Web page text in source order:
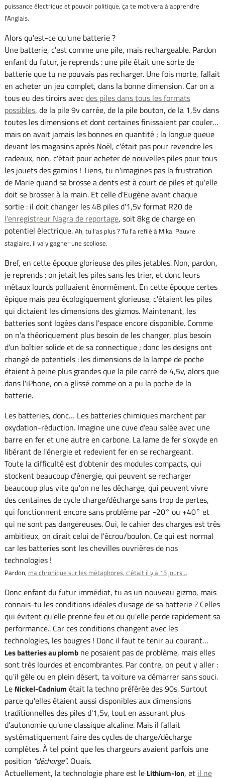
puissance électrique et pouvoir politique, ça te motivera à apprendre
l'Anglais.
Alors qu'est-ce qu'une batterie ?
Une batterie, c'est comme une pile, mais rechargeable. Pardon
enfant du futur, je reprends : une pile était une sorte de
batterie que tu ne pouvais pas recharger. Une fois morte, fallait
en acheter un jeu complet, dans la bonne dimension. Car on a
tous eu des tiroirs avecdes piles dans tous les formats
possibles, de la pile 9v carrée, de la pile bouton, de la 1,5v dans
toutes les dimensions et dont certaines finissaient par couler…
mais on avait jamais les bonnes en quantité ; la longue queue
devant les magasins après Noël, c'était pas pour revendre les
cadeaux, non, c'était pour acheter de nouvelles piles pour tous
les jouets des gamins ! Tiens, tu n'imagines pas la frustration
de Marie quand sa brosse a dents est à court de piles et qu'elle
doit se brosser à la main. Et celle d'Eugène avant chaque
sortie : il doit changer les 48 piles d'1,5v format R20 de
l'enregistreur Nagra de reportage, soit 8kg de charge en
potentiel électrique. Ah, tu l'as plus ? Tu l'a refilé à Mika. Pauvre
stagiaire, il va y gagner une scoliose.
Bref, en cette époque glorieuse des piles jetables. Non, pardon,
je reprends : on jetait les piles sans les trier, et donc leurs
métaux lourds polluaient énormément. En cette époque certes
épique mais peu écologiquement glorieuse, c'étaient les piles
qui dictaient les dimensions des gizmos. Maintenant, les
batteries sont logées dans l'espace encore disponible. Comme
on n'a théoriquement plus besoin de les changer, plus besoin
d'un boîtier solide et de sa connectique ; donc les designs ont
changé de potentiels : les dimensions de la lampe de poche
étaient à peine plus grandes que la pile carré de 4,5v, alors que
dans l'iPhone, on a glissé comme on a pu la poche de la
batterie.
Les batteries, donc… Les batteries chimiques marchent par
oxydation-réduction. Imagine une cuve d'eau salée avec une
barre en fer et une autre en carbone. La lame de fer s'oxyde en
libérant de l'énergie et redevient fer en se rechargeant.
Toute la difficulté est d'obtenir des modules compacts, qui
stockent beaucoup d'énergie, qui peuvent se recharger
beaucoup plus vite qu'on ne les décharge, qui peuvent vivre
des centaines de cycle charge/décharge sans trop de pertes,
qui fonctionnent encore sans problème par -20° ou +40° et
qui ne sont pas dangereuses. Oui, le cahier des charges est très
ambitieux, on dirait celui de l'écrou/boulon. Ce qui est normal
car les batteries sont les chevilles ouvrières de nos
technologies !
Pardon, ma chronique sur les métaphores, c'était il y a 15 jours…
Donc enfant du futur immédiat, tu as un nouveau gizmo, mais
connais-tu les conditions idéales d'usage de sa batterie ? Celles
qui évitent qu'elle prenne feu et ou qu'elle perde rapidement sa
performance.. Car ces conditions changent avec les
technologies, les bougres ! Donc il faut te tenir au courant…
Les batteries au plombne posaient pas de problème, mais elles
sont très lourdes et encombrantes. Par contre, on peut y aller :
qu'il gèle ou en plein désert, ta voiture va démarrer sans souci.
Le Nickel-Cadnium était la techno préférée des 90s. Surtout
parce qu'elles étaient aussi disponibles aux dimensions
traditionnelles des piles d'1,5v, tout en assurant plus
d'autonomie qu'une classique alcaline. Mais il fallait
systématiquement faire des cycles de charge/décharge
complètes. À tel point que les chargeurs avaient parfois une
position décharge . Ouais.
Actuellement, la technologie phare est le Lithium-Ion, et il ne